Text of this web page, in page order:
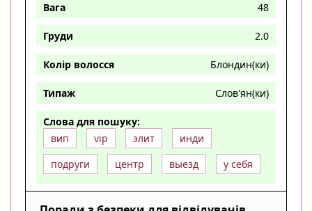
Вага 48
Груди 2.0
Колір волосся Блондин(ки)
Типаж Слов'ян(ки)
Слова для пошуку:
вип
vip элит
инди
подруги
центр выезд у себя